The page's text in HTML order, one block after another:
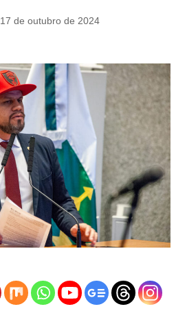
17 de outubro de 2024